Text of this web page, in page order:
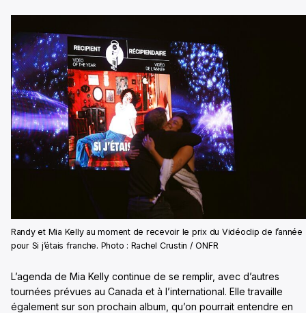
Randy et Mia Kelly au moment de recevoir le prix du Vidéoclip de l’année
pour Si j’étais franche. Photo : Rachel Crustin / ONFR
L’agenda de Mia Kelly continue de se remplir, avec d’autres
tournées prévues au Canada et à l’international. Elle travaille
également sur son prochain album, qu’on pourrait entendre en